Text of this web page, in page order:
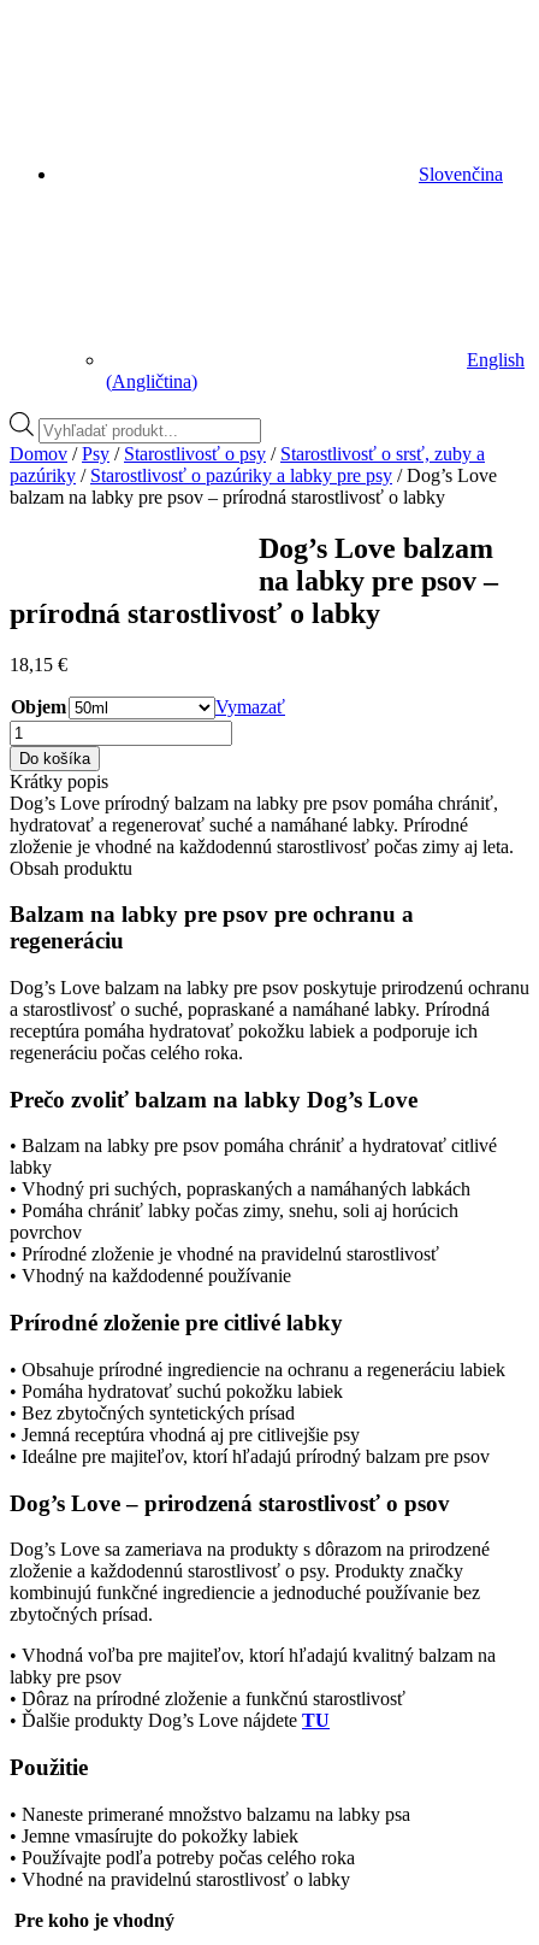
Slovenčina
English
(Angličtina)
Vyhľadávanie
produktov
Domov /Psy / Starostlivosť o psy / Starostlivosť o srsť, zuby a
pazúriky / Starostlivosť o pazúriky a labky pre psy / Dog’s Love
balzam na labky pre psov – prírodná starostlivosť o labky
Dog’s Love balzam
na labky pre psov –
prírodná starostlivosť o labky
18,15 €
Оbjem
Vymazať
množstvo
Dog's
Love
balzam
na
labky
pre
psov
–
prírodná
starostlivosť
labky
Do košíka
Krátky popis
Dog’s Love prírodný balzam na labky pre psov pomáha chrániť,
hydratovať a regenerovať suché a namáhané labky. Prírodné
zloženie je vhodné na každodennú starostlivosť počas zimy aj leta.
Obsah produktu
Balzam na labky pre psov pre ochranu a
regeneráciu
Dog’s Love balzam na labky pre psov poskytuje prirodzenú ochranu
a starostlivosť o suché, popraskané a namáhané labky. Prírodná
receptúra pomáha hydratovať pokožku labiek a podporuje ich
regeneráciu počas celého roka.
Prečo zvoliť balzam na labky Dog’s Love
• Balzam na labky pre psov pomáha chrániť a hydratovať citlivé
labky
• Vhodný pri suchých, popraskaných a namáhaných labkách
• Pomáha chrániť labky počas zimy, snehu, soli aj horúcich
povrchov
• Prírodné zloženie je vhodné na pravidelnú starostlivosť
• Vhodný na každodenné používanie
Prírodné zloženie pre citlivé labky
• Obsahuje prírodné ingrediencie na ochranu a regeneráciu labiek
• Pomáha hydratovať suchú pokožku labiek
• Bez zbytočných syntetických prísad
• Jemná receptúra vhodná aj pre citlivejšie psy
• Ideálne pre majiteľov, ktorí hľadajú prírodný balzam pre psov
Dog’s Love – prirodzená starostlivosť o psov
Dog’s Love sa zameriava na produkty s dôrazom na prirodzené
zloženie a každodennú starostlivosť o psy. Produkty značky
kombinujú funkčné ingrediencie a jednoduché používanie bez
zbytočných prísad.
• Vhodná voľba pre majiteľov, ktorí hľadajú kvalitný balzam na
labky pre psov
• Dôraz na prírodné zloženie a funkčnú starostlivosť
• Ďalšie produkty Dog’s Love nájdete TU
Použitie
• Naneste primerané množstvo balzamu na labky psa
• Jemne vmasírujte do pokožky labiek
• Používajte podľa potreby počas celého roka
• Vhodné na pravidelnú starostlivosť o labky
Pre koho je vhodný